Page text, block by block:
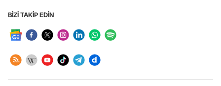
BİZİ TAKİP EDİN